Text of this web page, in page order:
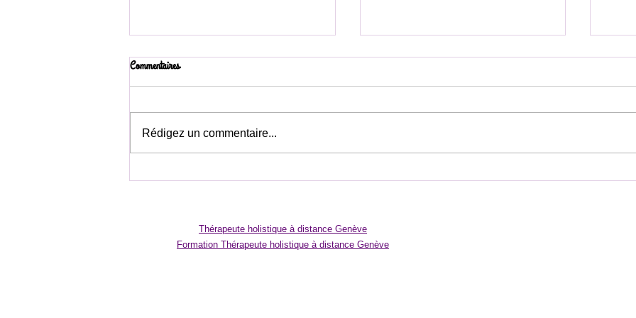
Commentaires
Rédigez un commentaire...
Formation Thérapeute holistique à distance Genève
Thérapeute holistique à distance Genève